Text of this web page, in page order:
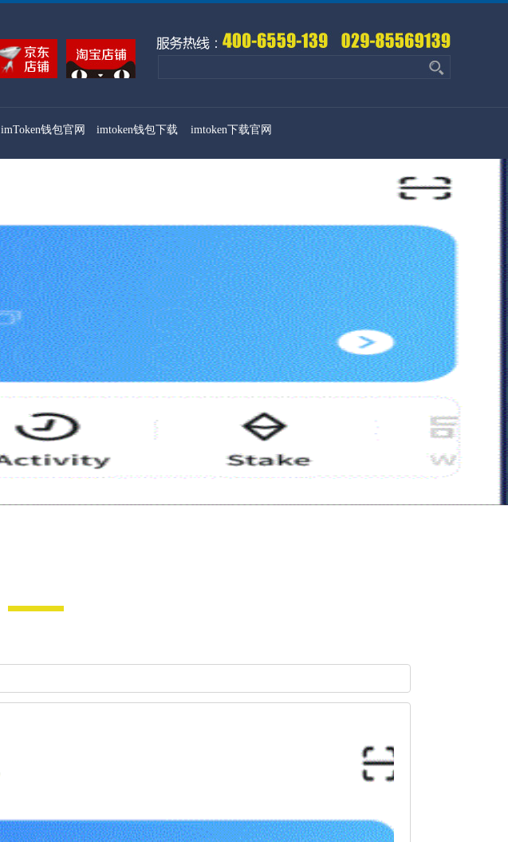
imToken钱包官网 imtoken钱包下载 imtoken下载官网